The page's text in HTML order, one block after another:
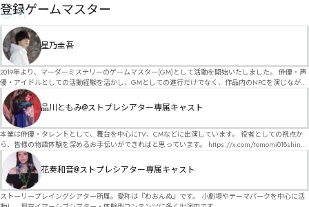
GM
登録ゲームマスター
星乃圭吾
2019年より、マーダーミステリーのゲームマスター(GM)として活動を開始いたしました。 俳優・声
優・アイドルとしての活動経験を活かし、GMとしての進行だけでなく、作品内のNPCを演じなが
ら、お客様に物語の世界へ入り込んでいただくような演出・サービスを得意としています。 自分自
身でも作品制作を行っているので、作家さんが作品に込めた想いや意図を大切にしながら、その作
品の魅力をお客様に届けられるような公演を心がけています。 参加してくださる皆様がどんなエン
ディングを迎えるのか、どんな物語が生まれるのかを想像しながら、公演を進めていく時間が本当
に大好きです！ 対応可能作品は、オフライン（対面）作品のみとなります。 得意分野をひとつ挙げ
るなら恋愛もの（恋愛要素を含むシナリオ）ですが、ファンタジー、デスゲーム、青春ものなど、
ジャンルを問わず幅広く対応可能です！お任せください！ 《所属団体・店舗》 ★ Lanbelysma -ラン
ビリズマ- (代表・制作・GM) ★ ストーリープレイングシアター (GM) ★ フィネガンズ ウェイク
(GM)
品川ともみ@ストプレシアター専属キャスト
本業は俳優・タレントとして、舞台を中心にTV、CMなどに出演しています。 役者としての視点か
ら、皆様の物語体験を深めるお手伝いができればと思っています。 https://x.com/tomomi018shin?
s=11 活動内容はSNSにて投稿しています。 SPT所属。 ストーリープレイングシアター「星詠みの
標」にてGMデビュー。 ボードゲーム×体感型演劇 イマーシブカフェ「コアクト」(不定期開催)出
演中。
花奏和音@ストプレシアター専属キャスト
ストーリープレイングシアター所属。愛称は『わおんぬ』です。 小劇場やテーマパークを中心に活